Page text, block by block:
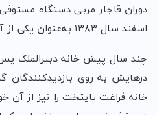
دوران قاجار مربی دستگاه
اسفند سال ۱۳۸۳ به‌عنوان یکی از آثار ملی ایران ثبت شد.
چند سال پیش خانه دبیرالملک پس
درهایش به روی
خانه فراغت پایتخت را نیز از